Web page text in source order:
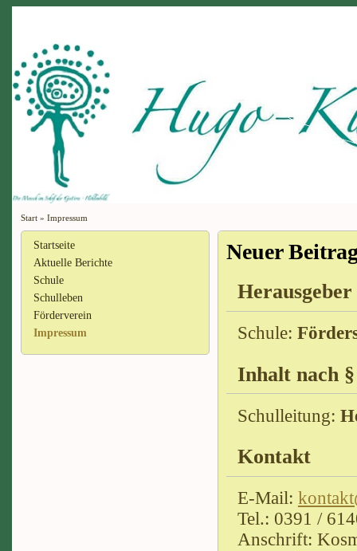
Start» Impressum
Startseite
Aktuelle Berichte
Schule
Schulleben
Förderverein
Impressum
Neuer
Schule:
Inhalt nach
Schulleitung:
Kontakt
E-Mail:
Tel.: 0391 /
Anschrift: